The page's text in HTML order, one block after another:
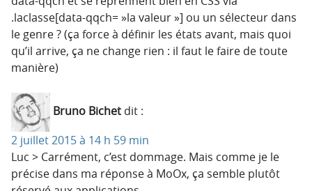
.laclasse[data-qqch= »la valeur »] ou un sélecteur dans
le genre ? (ça force à définir les états avant, mais quoi
qu’il arrive, ça ne change rien : il faut le faire de toute
manière)
Bruno Bichet dit :
2 juillet 2015 à 14 h 59 min
Luc > Carrément, c’est dommage. Mais comme je le
précise dans ma réponse à MoOx, ça semble plutôt